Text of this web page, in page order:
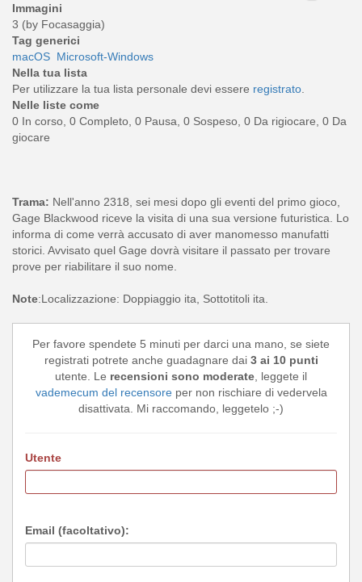
Immagini
3 (by Focasaggia)
Tag generici
macOS Microsoft-Windows
Nella tua lista
Per utilizzare la tua lista personale devi essere registrato.
Nelle liste come
0 In corso, 0 Completo, 0 Pausa, 0 Sospeso, 0 Da rigiocare, 0 Da
giocare
Trama: Nell'anno 2318, sei mesi dopo gli eventi del primo gioco,
Gage Blackwood riceve la visita di una sua versione futuristica. Lo
informa di come verrà accusato di aver manomesso manufatti
storici. Avvisato quel Gage dovrà visitare il passato per trovare
prove per riabilitare il suo nome.
Note:Localizzazione: Doppiaggio ita, Sottotitoli ita.
Per favore spendete 5 minuti per darci una mano, se siete
registrati potrete anche guadagnare dai 3 ai 10 punti
utente. Le recensioni sono moderate, leggete il
vademecum del recensoreper non rischiare di vedervela
disattivata. Mi raccomando, leggetelo ;-)
Utente
Email (facoltativo):